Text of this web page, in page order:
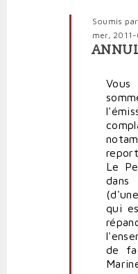
Soumis par
mer,
En
participant
l'émission
(non
vérifié)
Le
dans
qui
de